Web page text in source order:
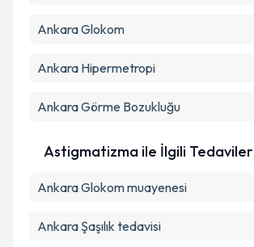
Ankara Glokom
Ankara Hipermetropi
Ankara Görme Bozukluğu
Astigmatizma ile İlgili Tedaviler
Ankara Glokom muayenesi
Ankara Şaşılık tedavisi